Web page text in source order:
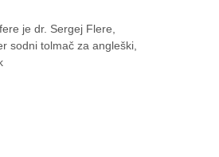
je dr. Sergej Flere,
sodni tolmač za angleški,